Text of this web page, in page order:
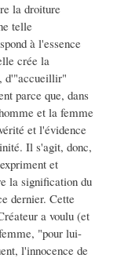
la droiture
telle
à l'essence
crée la
d'"accueillir"
parce que, dans
et la femme
et l'évidence
Il s'agit, donc,
et
la signification du
dernier. Cette
a voulu (et
"pour lui-
l'innocence de